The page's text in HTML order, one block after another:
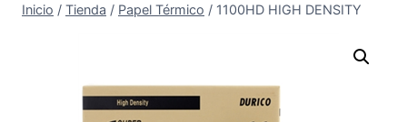
Inicio / Tienda / Papel Térmico / 1100HD HIGH DENSITY